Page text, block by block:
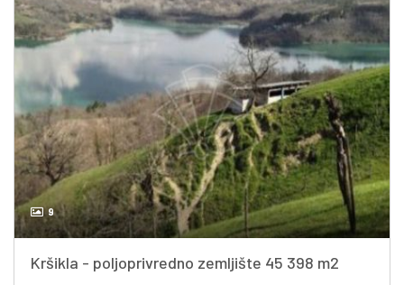
9
Kršikla - poljoprivredno zemljište 45 398 m2